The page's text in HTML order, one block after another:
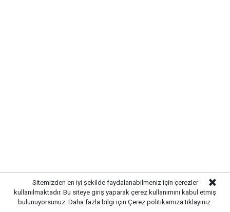
Sitemizden en iyi şekilde faydalanabilmeniz için çerezler
kullanılmaktadır. Bu siteye giriş yaparak çerez kullanımını kabul etmiş
bulunuyorsunuz. Daha fazla bilgi için Çerez politikamıza tıklayınız.